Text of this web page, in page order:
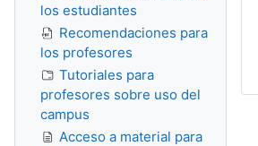
los estudiantes
Recomendaciones para
los profesores
Tutoriales para
profesores sobre uso del
campus
Acceso a material para